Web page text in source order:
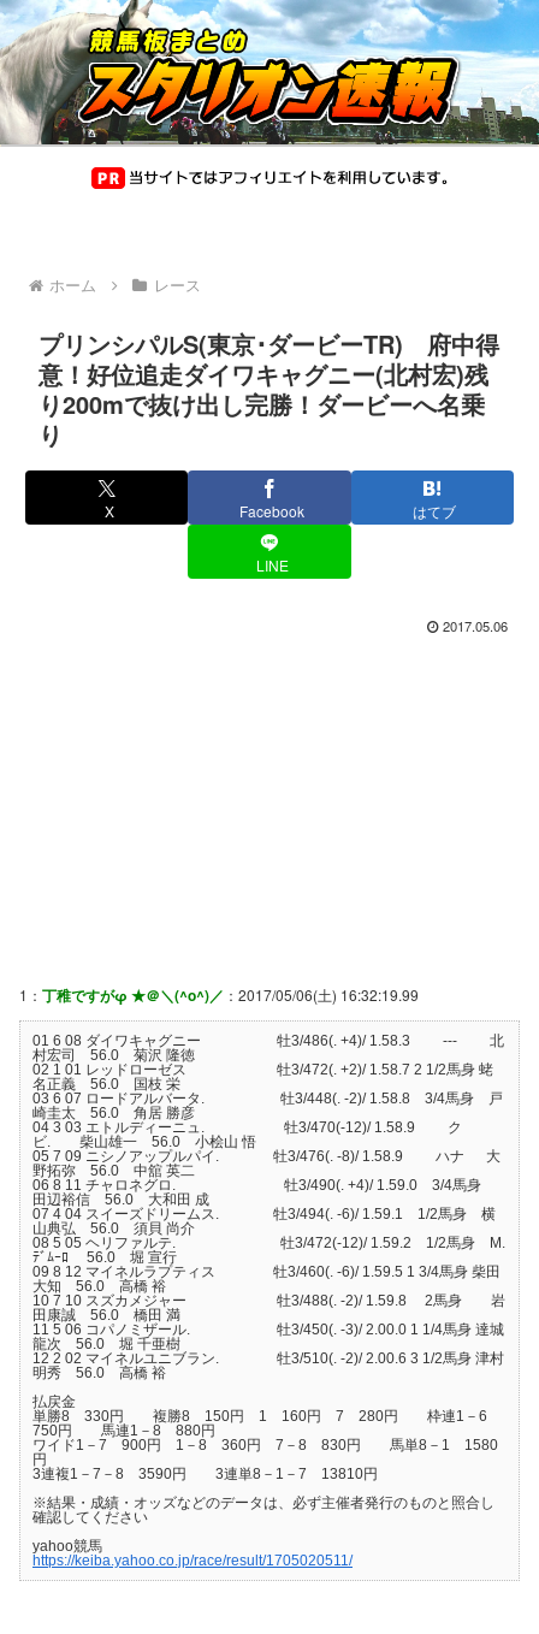
ホーム レース
プリンシパルS(東京･ダービーTR) 府中得
意！好位追走ダイワキャグニー(北村宏)残
り200mで抜け出し完勝！ダービーへ名乗
り
X Facebook はてブ
LINE
2017.05.06
1： 丁稚ですがφ ★＠＼(^o^)／ ：2017/05/06(土) 16:32:19.99
01 6 08 ダイワキャグニー 牡3/486(. +4)/ 1.58.3 --- 北
村宏司 56.0 菊沢 隆徳
02 1 01 レッドローゼス 牡3/472(. +2)/ 1.58.7 2 1/2馬身 蛯
名正義 56.0 国枝 栄
03 6 07 ロードアルバータ. 牡3/448(. -2)/ 1.58.8 3/4馬身 戸
崎圭太 56.0 角居 勝彦
04 3 03 エトルディーニュ. 牡3/470(-12)/ 1.58.9 ク
ビ. 柴山雄一 56.0 小桧山 悟
05 7 09 ニシノアップルパイ. 牡3/476(. -8)/ 1.58.9 ハナ 大
野拓弥 56.0 中舘 英二
06 8 11 チャロネグロ. 牡3/490(. +4)/ 1.59.0 3/4馬身
田辺裕信 56.0 大和田 成
07 4 04 スイーズドリームス. 牡3/494(. -6)/ 1.59.1 1/2馬身 横
山典弘 56.0 須貝 尚介
08 5 05 ヘリファルテ. 牡3/472(-12)/ 1.59.2 1/2馬身 M.
ﾃﾞﾑｰﾛ 56.0 堀 宣行
09 8 12 マイネルラプティス 牡3/460(. -6)/ 1.59.5 1 3/4馬身 柴田
大知 56.0 高橋 裕
10 7 10 スズカメジャー 牡3/488(. -2)/ 1.59.8 2馬身 岩
田康誠 56.0 橋田 満
11 5 06 コパノミザール. 牡3/450(. -3)/ 2.00.0 1 1/4馬身 達城
龍次 56.0 堀 千亜樹
12 2 02 マイネルユニブラン. 牡3/510(. -2)/ 2.00.6 3 1/2馬身 津村
明秀 56.0 高橋 裕
払戻金
単勝8 330円 複勝8 150円 1 160円 7 280円 枠連1－6
750円 馬連1－8 880円
ワイド1－7 900円 1－8 360円 7－8 830円 馬単8－1 1580
円
3連複1－7－8 3590円 3連単8－1－7 13810円
※結果・成績・オッズなどのデータは、必ず主催者発行のものと照合し
確認してください
yahoo競馬
https://keiba.yahoo.co.jp/race/result/1705020511/